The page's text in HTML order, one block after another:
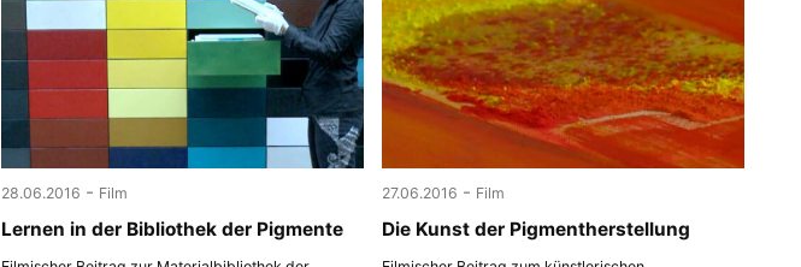
28.06.2016 - Film
Lernen in der Bibliothek der Pigmente
27.06.2016 - Film
Die Kunst der Pigmentherstellung